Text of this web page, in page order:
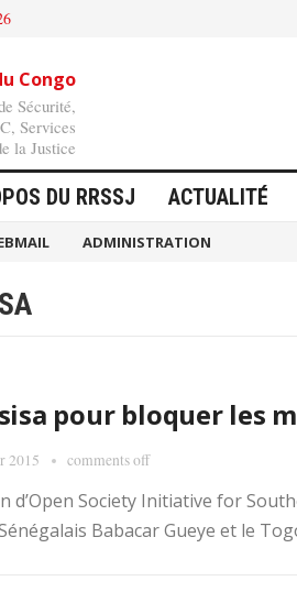
Congo
Sécurité,
Services
la Justice
DU RRSSJ ACTUALITÉ
ADMINISTRATION
pour bloquer les
2015 comments off
d’Open Society Initiative for
Babacar Gueye et le